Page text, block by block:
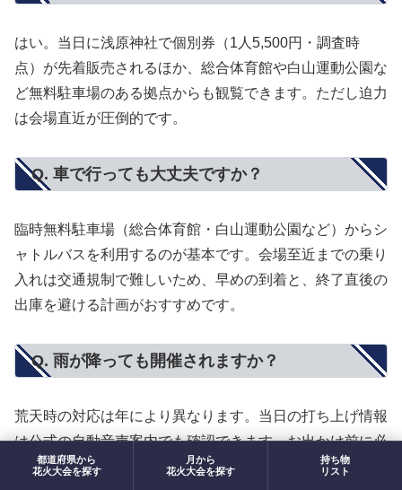
はい。当日に浅原神社で個別券（1人5,500円・調査時
点）が先着販売されるほか、総合体育館や白山運動公園な
ど無料駐車場のある拠点からも観覧できます。ただし迫力
は会場直近が圧倒的です。
Q. 車で行っても大丈夫ですか？
臨時無料駐車場（総合体育館・白山運動公園など）からシ
ャトルバスを利用するのが基本です。会場至近までの乗り
入れは交通規制で難しいため、早めの到着と、終了直後の
出庫を避ける計画がおすすめです。
Q. 雨が降っても開催されますか？
荒天時の対応は年により異なります。当日の打ち上げ情報
は公式の自動音声案内でも確認できます。お出かけ前に必
公式サイトで最新情報をチェックしてください。
都道府県から
花火大会を探す
月から
花火大会を探す
持ち物
リスト